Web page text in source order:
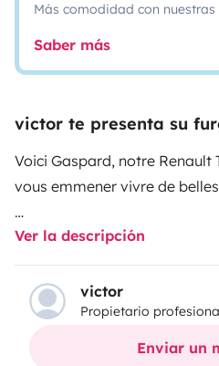
Más comodidad con
Saber más
victor te presenta su
Voici Gaspard, notre Renault
vous emmener vivre de
Parfait pour une escapade
plus ambitieux, Gaspard
voyager librement, entre
Aménagé maison avec soin,
Ver la descripción
victor
Propietario
Enviar un